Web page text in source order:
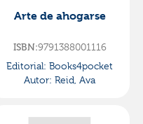
Arte de ahogarse
ISBN:9791388001116
Editorial: Books4pocket
Autor: Reid, Ava